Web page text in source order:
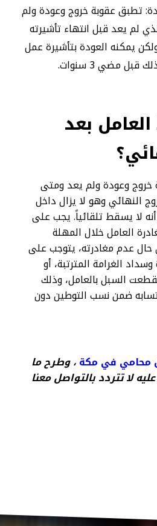
تطبق عقوبة خروج وعودة ولم
لم يعد قبل انتهاء تأشيرته
يمكنه العودة بتأشيرة عمل
مضي 3 سنوات.
بعد
خروج وعودة ولم يعد ومتى
النهائي وهو لا يزال داخل
لا يسقط تلقائياً. يجب على
العامل خلال المهلة
يوماً). في حال عدم مغادرته، يتوجب على
الغرامة المترتبة، أو
السبل بالعامل، وذلك
ضمن نسب التوطين دون
محامي في مكة، وطرح ما
لا تتردد بالتواصل معنا